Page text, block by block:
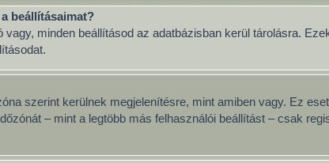
beállításaimat?
vagy, minden beállításod az adatbázisban kerül tárolásra.
szerint kerülnek megjelenítésre, mint amiben vagy. Ez
– mint a legtöbb más felhasználói beállítást – csak